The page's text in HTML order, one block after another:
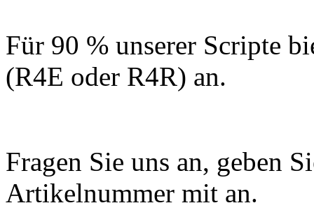
Für 90 % unserer Scripte
(R4E oder R4R) an.
Fragen Sie uns an, geben
Artikelnummer mit an.